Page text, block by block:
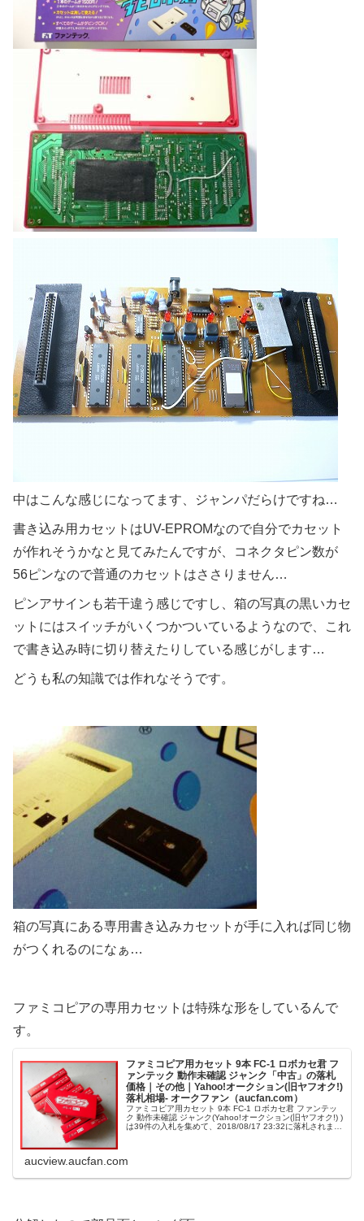
中はこんな感じになってます、ジャンパだらけですね…
書き込み用カセットはUV-EPROMなので自分でカセット
が作れそうかなと見てみたんですが、コネクタピン数が
56ピンなので普通のカセットはささりません…
ピンアサインも若干違う感じですし、箱の写真の黒いカセ
ットにはスイッチがいくつかついているようなので、これ
で書き込み時に切り替えたりしている感じがします…
どうも私の知識では作れなそうです。
箱の写真にある専用書き込みカセットが手に入れば同じ物
がつくれるのになぁ…
ファミコピアの専用カセットは特殊な形をしているんで
す。
ファミコピア用カセット 9本 FC-1 ロボカセ君 フ
ァンテック 動作未確認 ジャンク「中古」の落札
価格｜その他｜Yahoo!オークション(旧ヤフオク!)
落札相場- オークファン（aucfan.com）
ファミコピア用カセット 9本 FC-1 ロボカセ君 ファンテッ
ク 動作未確認 ジャンク(Yahoo!オークション(旧ヤフオク!) )
は39件の入札を集めて、2018/08/17 23:32に落札されまし
aucview.aucfan.com